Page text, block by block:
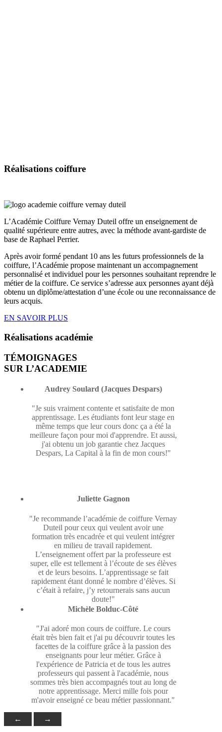
Réalisations coiffure
L’Académie Coiffure Vernay Duteil offre un enseignement de
qualité supérieure entre autres, avec la méthode avant-gardiste de
base de Raphael Perrier.
Après avoir formé pendant 10 ans les futurs professionnels de la
coiffure, l’Académie propose maintenant un accompagnement
personnalisé et individuel pour les personnes souhaitant reprendre le
métier de la coiffure. Ce service s’adresse aux personnes ayant déjà
obtenu un diplôme/attestation d’une école ou une reconnaissance de
leurs acquis.
EN SAVOIR PLUS
Réalisations académie
TÉMOIGNAGES
SUR L’ACADEMIE
Audrey Soulard (Jacques Despars)
"Je suis vraiment contente et satisfaite de mon
apprentissage. Les étudiants font leur stage en
même temps que leur cours donc ça a été la
meilleure façon pour moi d'apprendre. Et aussi,
j'ai obtenu un job garantie chez Jacques
Despars, La Capital à la fin de mon cours!"
Juliette Gagnon
"Je recommande l’académie de coiffure Vernay
Duteil pour ceux qui veulent avoir une
formation très encadrée et qui veulent intégrer
en milieu de travail rapidement.
L’enseignement offert par la professeure est
super, elle est tellement à l’écoute de ses élèves
et de leurs besoins. L’apprentissage se fait
rapidement étant donné le nombre d’élèves. Si
c’était à refaire, j’y retournerais sans aucun
doute!"
Michèle Bolduc-Côté
"J'ai adoré mon cours de coiffure. Le cours
était très bien fait et j'ai pu découvrir toutes les
facettes de la coiffure grâce à la passion des
enseignants pour leur métier. Grâce à
l'expérience de Patricia et de tous les autres
professeurs qui passent à l'académie, nous
sommes très bien accompagnés tout au long de
notre apprentissage. Merci mille fois pour
m'avoir enseigné ce beau métier passionnant."
← →